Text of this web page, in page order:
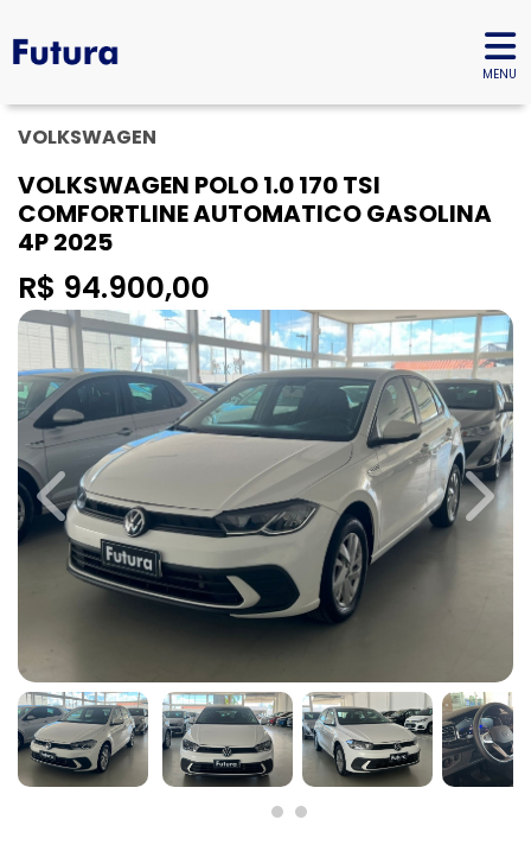
MENU
VOLKSWAGEN
VOLKSWAGEN POLO 1.0 170 TSI
COMFORTLINE AUTOMATICO GASOLINA
4P 2025
R$ 94.900,00
Previous Next